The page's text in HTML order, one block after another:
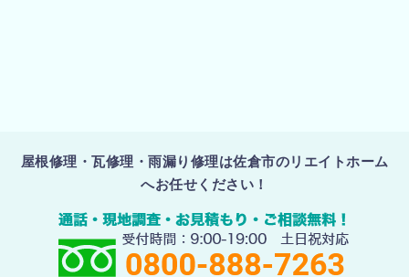
屋根修理・瓦修理・雨漏り修理は佐倉市のリエイトホーム
へお任せください！